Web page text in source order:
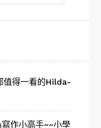
值得一看的Hilda-
作小高手~~小學